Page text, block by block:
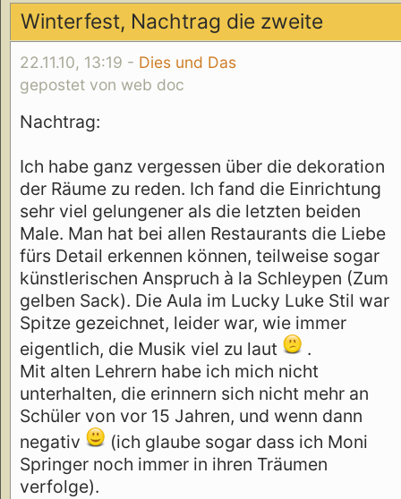
Winterfest, Nachtrag die zweite
22.11.10, 13:19 - Dies und Das
gepostet von web doc
Nachtrag:
Ich habe ganz vergessen über die dekoration
der Räume zu reden. Ich fand die Einrichtung
sehr viel gelungener als die letzten beiden
Male. Man hat bei allen Restaurants die Liebe
fürs Detail erkennen können, teilweise sogar
künstlerischen Anspruch à la Schleypen (Zum
gelben Sack). Die Aula im Lucky Luke Stil war
Spitze gezeichnet, leider war, wie immer
eigentlich, die Musik viel zu laut
.
Mit alten Lehrern habe ich mich nicht
unterhalten, die erinnern sich nicht mehr an
Schüler von vor 15 Jahren, und wenn dann
negativ
(ich glaube sogar dass ich Moni
Springer noch immer in ihren Träumen
verfolge).